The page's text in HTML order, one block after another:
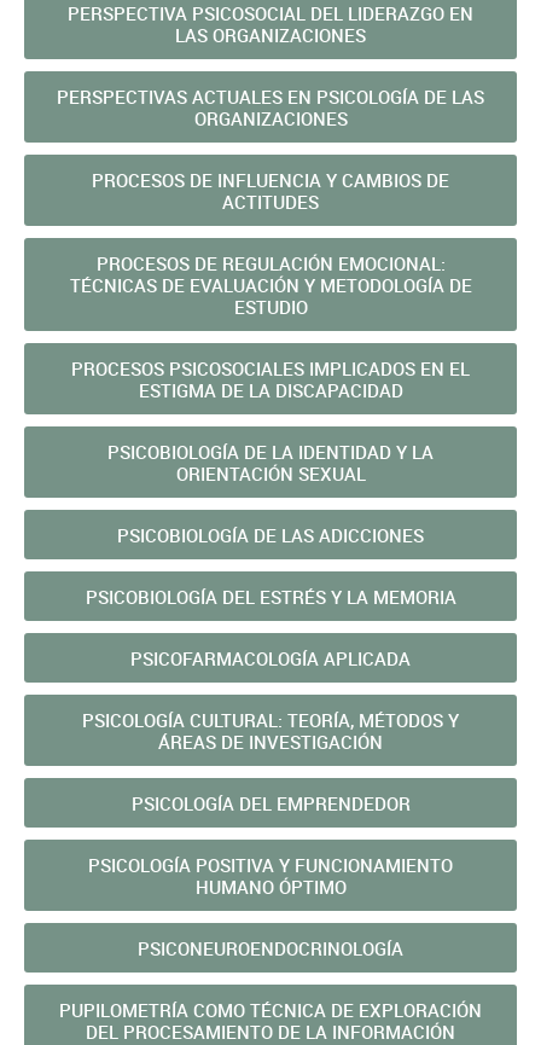
PERSPECTIVA PSICOSOCIAL DEL LIDERAZGO EN
LAS ORGANIZACIONES
PERSPECTIVAS ACTUALES EN PSICOLOGÍA DE LAS
ORGANIZACIONES
PROCESOS DE INFLUENCIA Y CAMBIOS DE
ACTITUDES
PROCESOS DE REGULACIÓN EMOCIONAL:
TÉCNICAS DE EVALUACIÓN Y METODOLOGÍA DE
ESTUDIO
PROCESOS PSICOSOCIALES IMPLICADOS EN EL
ESTIGMA DE LA DISCAPACIDAD
PSICOBIOLOGÍA DE LA IDENTIDAD Y LA
ORIENTACIÓN SEXUAL
PSICOBIOLOGÍA DE LAS ADICCIONES
PSICOBIOLOGÍA DEL ESTRÉS Y LA MEMORIA
PSICOFARMACOLOGÍA APLICADA
PSICOLOGÍA CULTURAL: TEORÍA, MÉTODOS Y
ÁREAS DE INVESTIGACIÓN
PSICOLOGÍA DEL EMPRENDEDOR
PSICOLOGÍA POSITIVA Y FUNCIONAMIENTO
HUMANO ÓPTIMO
PSICONEUROENDOCRINOLOGÍA
PUPILOMETRÍA COMO TÉCNICA DE EXPLORACIÓN
DEL PROCESAMIENTO DE LA INFORMACIÓN